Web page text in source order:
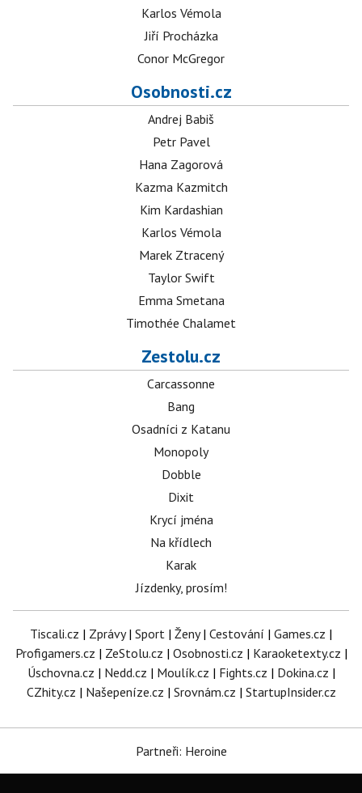
Karlos Vémola
Jiří Procházka
Conor McGregor
Osobnosti.cz
Andrej Babiš
Petr Pavel
Hana Zagorová
Kazma Kazmitch
Kim Kardashian
Karlos Vémola
Marek Ztracený
Taylor Swift
Emma Smetana
Timothée Chalamet
Zestolu.cz
Carcassonne
Bang
Osadníci z Katanu
Monopoly
Dobble
Dixit
Krycí jména
Na křídlech
Karak
Jízdenky, prosím!
Tiscali.cz | Zprávy| Sport | Ženy| Cestování | Games.cz |
Profigamers.cz | ZeStolu.cz | Osobnosti.cz | Karaoketexty.cz |
Úschovna.cz | Nedd.cz | Moulík.cz | Fights.cz | Dokina.cz |
CZhity.cz | Našepeníze.cz | Srovnám.cz | StartupInsider.cz
Partneři: Heroine